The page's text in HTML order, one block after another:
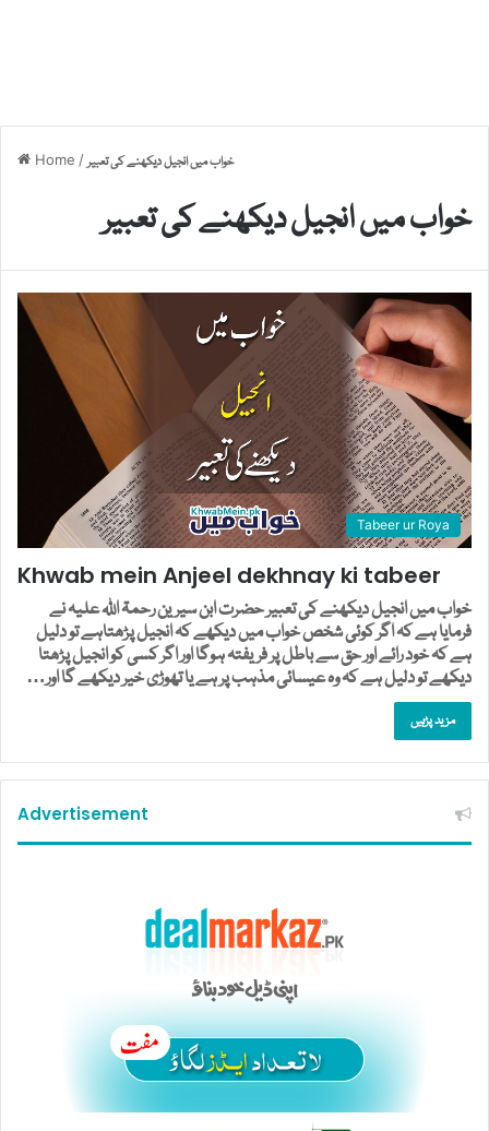
Home /خواب میں انجیل دیکھنے کی تعبیر
خواب میں انجیل دیکھنے کی تعبیر
Tabeer ur Roya
Khwab mein Anjeel dekhnay ki tabeer
خواب میں انجیل دیکھنے کی تعبیر حضرت ابن سیرین رحمۃ اللہ علیہ نے
فرمایا ہے کہ اگر کوئی شخص خواب میں دیکھے کہ انجیل پڑھتاہے تو دلیل
ہے کہ خود رائے اور حق سے باطل پر فریفتہ ہوگا اور اگر کسی کو انجیل پڑھتا
دیکھے تو دلیل ہے کہ وہ عیسائی مذہب پر ہے یا تھوڑی خیر دیکھے گا اور…
مزید پڑہیں
Advertisement